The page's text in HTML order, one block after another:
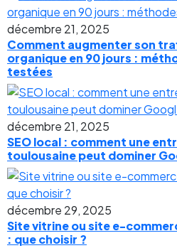
décembre 21, 2025
Comment augmenter son
organique en 90 jours :
testées
décembre 21, 2025
SEO local : comment une
toulousaine peut dominer
décembre 29, 2025
Site vitrine ou site e-
: que choisir ?